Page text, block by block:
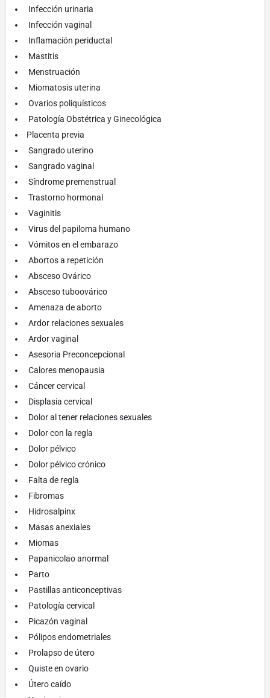
Infección urinaria
Infección vaginal
Inflamación periductal
Mastitis
Menstruación
Miomatosis uterina
Ovarios poliquísticos
Patología Obstétrica y Ginecológica
Placenta previa
Sangrado uterino
Sangrado vaginal
Síndrome premenstrual
Trastorno hormonal
Vaginitis
Virus del papiloma humano
Vómitos en el embarazo
Abortos a repetición
Absceso Ovárico
Absceso tuboovárico
Amenaza de aborto
Ardor relaciones sexuales
Ardor vaginal
Asesoria Preconcepcional
Calores menopausia
Cáncer cervical
Displasia cervical
Dolor al tener relaciones sexuales
Dolor con la regla
Dolor pélvico
Dolor pélvico crónico
Falta de regla
Fibromas
Hidrosalpinx
Masas anexiales
Miomas
Papanicolao anormal
Parto
Pastillas anticonceptivas
Patología cervical
Picazón vaginal
Pólipos endometriales
Prolapso de útero
Quiste en ovario
Útero caído